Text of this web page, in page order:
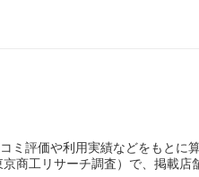
ミ評価や利用実績などをもとに
商工リサーチ調査）で、掲載店